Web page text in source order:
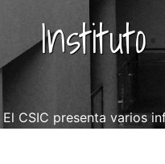
El CSIC presenta varios